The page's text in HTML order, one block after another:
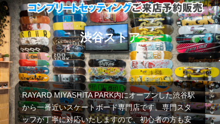
渋谷ストア
RAYARD MIYASHITA PARK内にオープンした渋谷駅
から一番近いスケートボード専門店です。専門スタ
ッフが丁寧に対応いたしますので、初心者の方も安